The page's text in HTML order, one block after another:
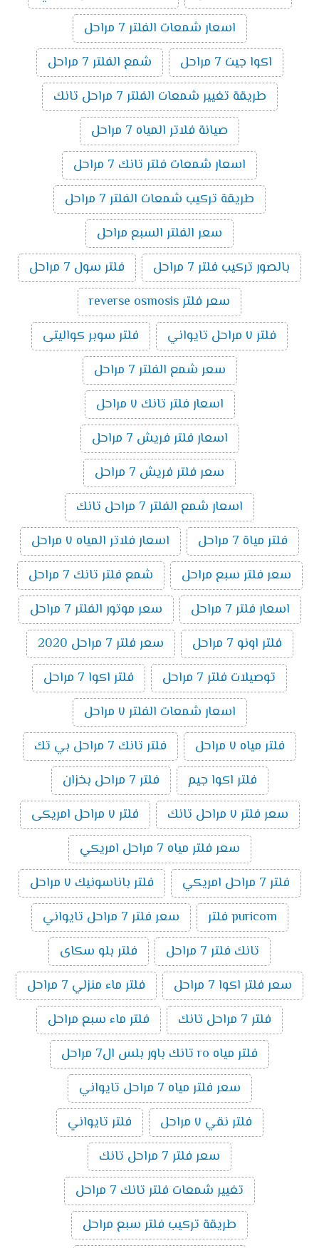
اسعار شمعات الفلتر 7 مراحل
اكوا جيت 7 مراحل
شمع الفلتر 7 مراحل
طريقة تغيير شمعات الفلتر 7 مراحل تانك
صيانة فلاتر المياه 7 مراحل
اسعار شمعات فلتر تانك 7 مراحل
طريقة تركيب شمعات الفلتر 7 مراحل
سعر الفلتر السبع مراحل
بالصور تركيب فلتر 7 مراحل
فلتر سول 7 مراحل
سعر فلتر reverse osmosis
فلتر ٧ مراحل تايواني
فلتر سوبر كواليتى
سعر شمع الفلتر 7 مراحل
اسعار فلتر تانك ٧ مراحل
اسعار فلتر فريش 7 مراحل
سعر فلتر فريش 7 مراحل
اسعار شمع الفلتر 7 مراحل تانك
فلتر مياة 7 مراحل
اسعار فلاتر المياه ٧ مراحل
سعر فلتر سبع مراحل
شمع فلتر تانك 7 مراحل
اسعار فلتر 7 مراحل
سعر موتور الفلتر 7 مراحل
فلتر اونو 7 مراحل
سعر فلتر 7 مراحل 2020
توصيلات فلتر 7 مراحل
فلتر اكوا 7 مراحل
اسعار شمعات الفلتر ٧ مراحل
فلتر مياه ٧ مراحل
فلتر تانك 7 مراحل بي تك
فلتر اكوا جيم
فلتر 7 مراحل بخزان
سعر فلتر ٧ مراحل تانك
فلتر ٧ مراحل امريكى
سعر فلتر مياه 7 مراحل امريكي
فلتر 7 مراحل امريكي
فلتر باناسونيك ٧ مراحل
puricom فلتر
سعر فلتر 7 مراحل تايواني
تانك فلتر 7 مراحل
فلتر بلو سكاى
سعر فلتر اكوا 7 مراحل
فلتر ماء منزلي 7 مراحل
فلتر 7 مراحل تانك
فلتر ماء سبع مراحل
فلتر مياه ro تانك باور بلس ال7 مراحل
سعر فلتر مياه 7 مراحل تايواني
فلتر نقي ٧ مراحل
فلتر تايواني
سعر فلتر 7 مراحل تانك
تغيير شمعات فلتر تانك 7 مراحل
طريقة تركيب فلتر سبع مراحل